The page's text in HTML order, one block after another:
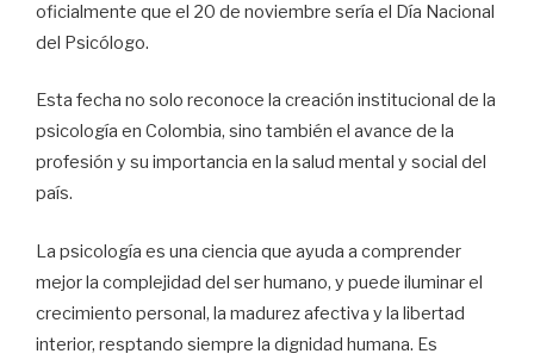
oficialmente que el 20 de noviembre sería el Día Nacional
del Psicólogo.
Esta fecha no solo reconoce la creación institucional de la
psicología en Colombia, sino también el avance de la
profesión y su importancia en la salud mental y social del
país.
La psicología es una ciencia que ayuda a comprender
mejor la complejidad del ser humano, y puede iluminar el
crecimiento personal, la madurez afectiva y la libertad
interior, resptando siempre la dignidad humana. Es